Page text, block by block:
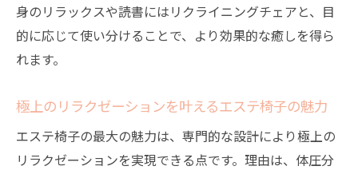
身のリラックスや読書にはリクライニングチェアと、目
的に応じて使い分けることで、より効果的な癒しを得ら
れます。
極上のリラクゼーションを叶えるエステ椅子の魅力
エステ椅子の最大の魅力は、専門的な設計により極上の
リラクゼーションを実現できる点です。理由は、体圧分